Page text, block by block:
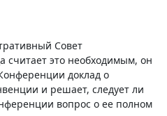
Совет
считает это необходимым, он
доклад о
и решает, следует ли
вопрос о ее полном